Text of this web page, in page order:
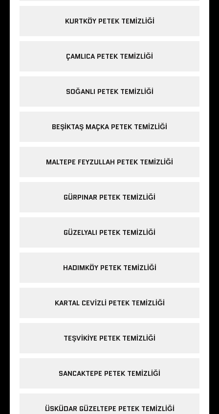
KURTKÖY PETEK TEMIZLIĞI
ÇAMLICA PETEK TEMIZLIĞI
SOĞANLI PETEK TEMIZLIĞI
BEŞIKTAŞ MAÇKA PETEK TEMIZLIĞI
MALTEPE FEYZULLAH PETEK TEMIZLIĞI
GÜRPINAR PETEK TEMIZLIĞI
GÜZELYALI PETEK TEMIZLIĞI
HADIMKÖY PETEK TEMIZLIĞI
KARTAL CEVIZLI PETEK TEMIZLIĞI
TEŞVIKIYE PETEK TEMIZLIĞI
SANCAKTEPE PETEK TEMIZLIĞI
ÜSKÜDAR GÜZELTEPE PETEK TEMIZLIĞI